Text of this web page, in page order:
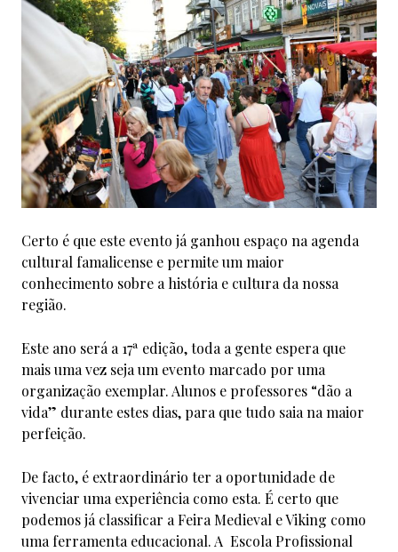
Certo é que este evento já ganhou espaço na agenda
cultural famalicense e permite um maior
conhecimento sobre a história e cultura da nossa
região.
Este ano será a 17ª edição, toda a gente espera que
mais uma vez seja um evento marcado por uma
organização exemplar. Alunos e professores “dão a
vida” durante estes dias, para que tudo saia na maior
perfeição.
De facto, é extraordinário ter a oportunidade de
vivenciar uma experiência como esta. É certo que
podemos já classificar a Feira Medieval e Viking como
uma ferramenta educacional. A Escola Profissional